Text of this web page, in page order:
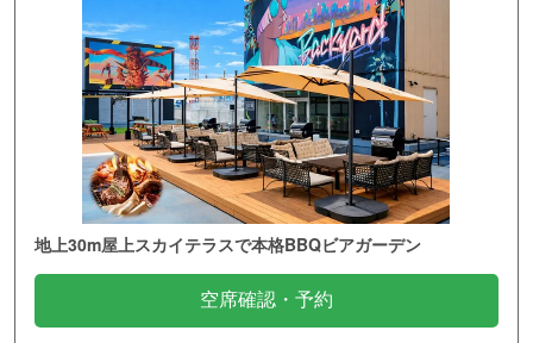
地上30m屋上スカイテラスで本格BBQビアガーデン
空席確認・予約